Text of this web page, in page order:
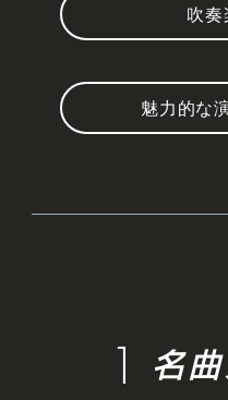
吹
魅力的な
1 名